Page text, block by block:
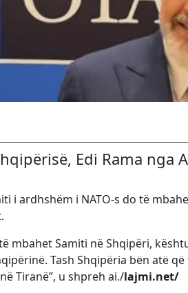
Edi Rama nga
i ardhshëm i NATO-s do të
mbahet Samiti në Shqipëri,
Tash Shqipëria bën atë
Tiranë”, u shpreh ai./lajmi.net/